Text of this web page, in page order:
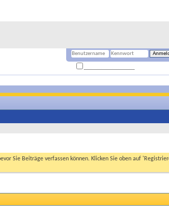
Sie Beiträge verfassen können. Klicken Sie oben auf